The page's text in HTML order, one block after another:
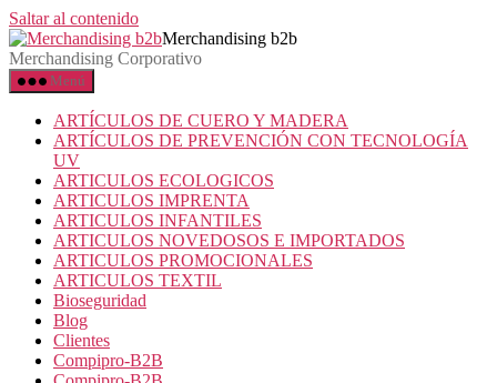
Saltar al contenido
Merchandising b2b
Merchandising Corporativo
Menú
ARTÍCULOS DE CUERO Y MADERA
ARTÍCULOS DE PREVENCIÓN CON TECNOLOGÍA
UV
ARTICULOS ECOLOGICOS
ARTICULOS IMPRENTA
ARTICULOS INFANTILES
ARTICULOS NOVEDOSOS E IMPORTADOS
ARTICULOS PROMOCIONALES
ARTICULOS TEXTIL
Bioseguridad
Blog
Clientes
Compipro-B2B